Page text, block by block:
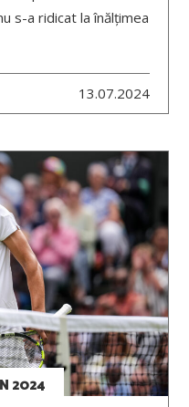
s-a ridicat la înălțimea
13.07.2024
2024